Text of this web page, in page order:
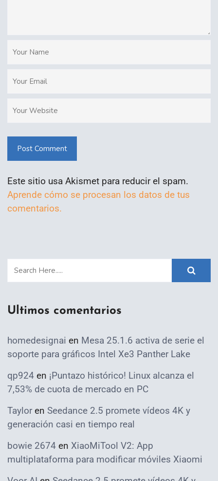
Post Comment
Este sitio usa Akismet para reducir el spam.
Aprende cómo se procesan los datos de tus
comentarios.
Ultimos comentarios
homedesignai en Mesa 25.1.6 activa de serie el
soporte para gráficos Intel Xe3 Panther Lake
qp924 en ¡Puntazo histórico! Linux alcanza el
7,53% de cuota de mercado en PC
Taylor en Seedance 2.5 promete vídeos 4K y
generación casi en tiempo real
bowie 2674 en XiaoMiTool V2: App
multiplataforma para modificar móviles Xiaomi